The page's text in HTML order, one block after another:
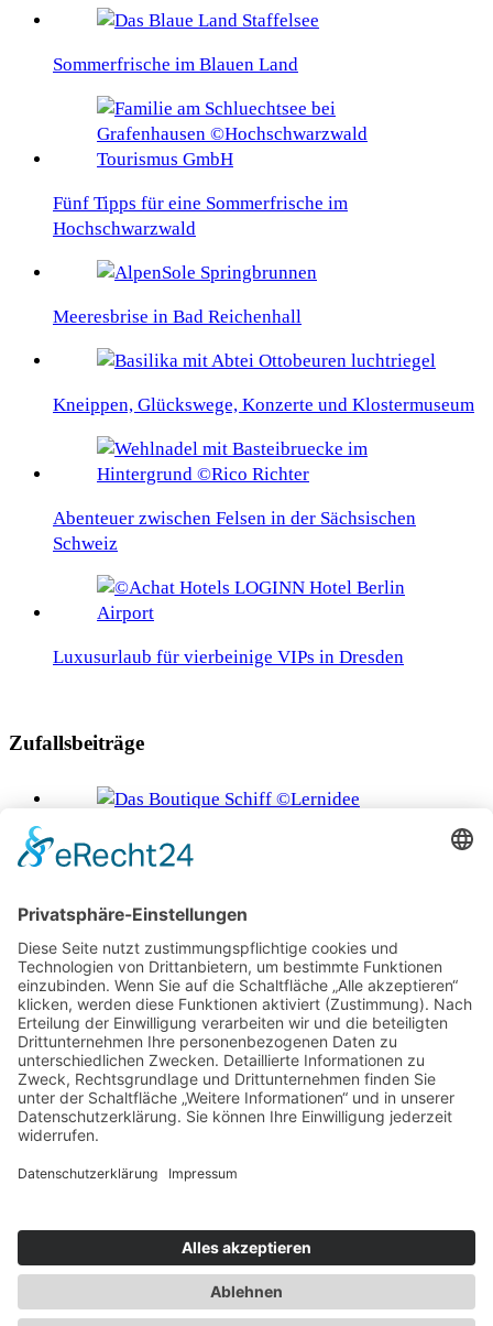
Sommerfrische im Blauen Land
Fünf Tipps für eine Sommerfrische im
Hochschwarzwald
Meeresbrise in Bad Reichenhall
Kneippen, Glückswege, Konzerte und Klostermuseum
Abenteuer zwischen Felsen in der Sächsischen
Schweiz
Luxusurlaub für vierbeinige VIPs in Dresden
Zufallsbeiträge
Kleine Schiffe, große Entdeckungen – Lernidee
neuster Schiffsreisen-Katalog
Bergsommertage im Berghotel Maibrunn
Wombats in Tasmanien erleben
Neue Anreize für verlängerte Aufenthalte auf Gozo